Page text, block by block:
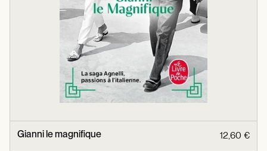
Gianni le magnifique 12,60 €